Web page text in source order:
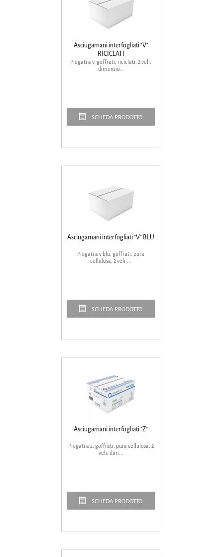
Asciugamani interfogliati "V"
RICICLATI
Piegati a v, goffrati, riciclati, 2 veli,
dimensio...
SCHEDA PRODOTTO
Asciugamani interfogliati "V" BLU
Piegati a v blu, goffrati, pura
cellulosa, 2 veli,...
SCHEDA PRODOTTO
Asciugamani interfogliati "Z"
Piegati a z, goffrati, pura cellulosa, 2
veli, dim...
SCHEDA PRODOTTO